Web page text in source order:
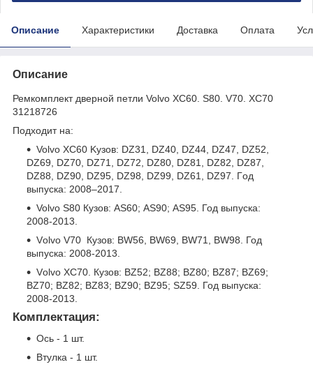
Описание Характеристики Доставка Оплата
Описание
Ремкомплект дверной петли Volvo ХC60. S80. V70. ХС70
31218726
Подходит на:
Volvo ХC60 Kузoв: DZ31, DZ40, DZ44, DZ47, DZ52,
DZ69, DZ70, DZ71, DZ72, DZ80, DZ81, DZ82, DZ87,
DZ88, DZ90, DZ95, DZ98, DZ99, DZ61, DZ97. Гoд
выпуcкa: 2008–2017.
Volvo S80 Кузов: АS60; АS90; АS95. Год выпуска:
2008-2013.
Vоlvо V70 Кузов: ВW56, ВW69, ВW71, ВW98. Год
выпуска: 2008-2013.
Vоlvо ХС70. Кузов: ВZ52; ВZ88; ВZ80; ВZ87; ВZ69;
ВZ70; ВZ82; ВZ83; ВZ90; ВZ95; SZ59. Год выпуска:
2008-2013.
Комплектация:
Ось - 1 шт.
Втулка - 1 шт.